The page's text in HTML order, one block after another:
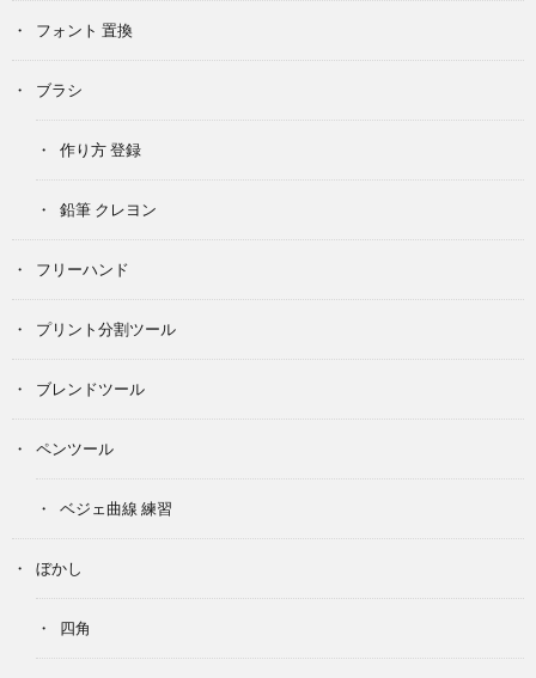
フォント 置換
ブラシ
作り方 登録
鉛筆 クレヨン
フリーハンド
プリント分割ツール
ブレンドツール
ペンツール
ベジェ曲線 練習
ぼかし
四角